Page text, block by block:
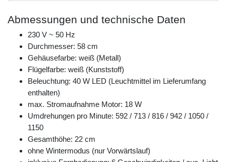
Abmessungen und technische Daten
230 V ~ 50 Hz
Durchmesser: 58 cm
Gehäusefarbe: weiß (Metall)
Flügelfarbe: weiß (Kunststoff)
Beleuchtung: 40 W LED (Leuchtmittel im Lieferumfang
enthalten)
max. Stromaufnahme Motor: 18 W
Umdrehungen pro Minute: 592 / 713 / 816 / 942 / 1050 /
1150
Gesamthöhe: 22 cm
ohne Wintermodus (nur Vorwärtslauf)